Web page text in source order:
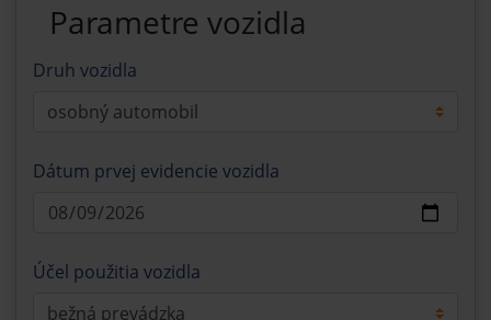
Parametre vozidla
Druh vozidla
Dátum prvej evidencie vozidla
Účel použitia vozidla